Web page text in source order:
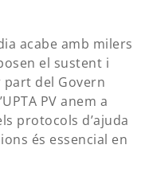
acabe amb milers
el sustent i
del Govern
PV anem a
protocols d’ajuda
és essencial en